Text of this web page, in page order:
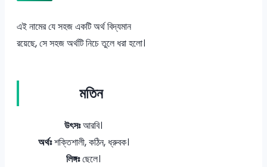
এই নামের যে সহজ একটি অর্থ বিদ্যমান
রয়েছে, সে সহজ অর্থটি নিচে তুলে ধরা হলো।
মতিন
উৎসঃআরবি।
অর্থঃশক্তিশালী, কঠিন, ধ্রুবক।
লিঙ্গঃছেলে।